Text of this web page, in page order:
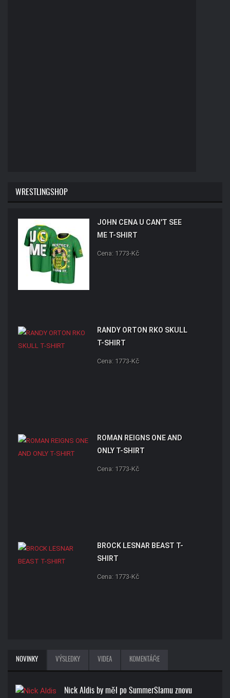
WRESTLINGSHOP
JOHN CENA U CAN'T SEE
ME T-SHIRT
Cena: 1773-Kč
RANDY ORTON RKO SKULL
T-SHIRT
Cena: 1773-Kč
ROMAN REIGNS ONE AND
ONLY T-SHIRT
Cena: 1773-Kč
BROCK LESNAR BEAST T-
SHIRT
Cena: 1773-Kč
NOVINKY VÝSLEDKY VIDEA KOMENTÁŘE
Nick Aldis by měl po SummerSlamu znovu